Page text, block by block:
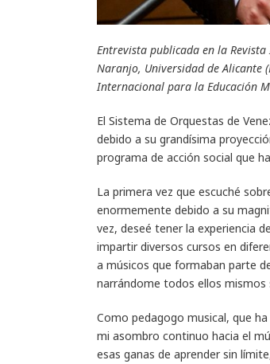
Entrevista publicada en la
Naranjo, Universidad de Alicante
Internacional para la Educación
El Sistema de Orquestas de
debido a su grandísima
programa de acción social que
La primera vez que escuché
enormemente debido a su
vez, deseé tener la experiencia
impartir diversos cursos en
a músicos que formaban parte
narrándome todos ellos mismos
Como pedagogo musical, que
mi asombro continuo hacia el
esas ganas de aprender sin